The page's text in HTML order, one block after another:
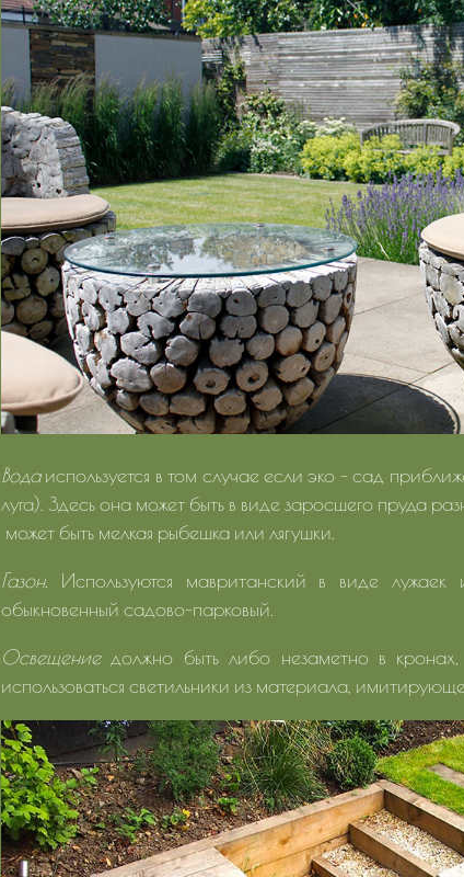
Вода используется в том случае если эко - сад
луга). Здесь она может быть в виде заросшего пруда
может быть мелкая рыбешка или лягушки.
Газон.
Используются мавританский в виде
обыкновенный садово-парковый.
Освещение должно быть либо незаметно в
использоваться светильники из материала,